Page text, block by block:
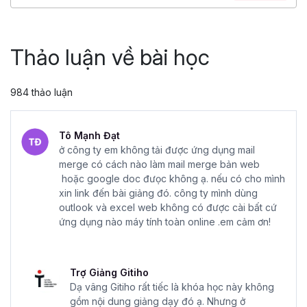
4.86
25,046
Thảo luận về bài học
984 thảo luận
Tô Mạnh Đạt
ở công ty em không tải được ứng dụng mail
merge có cách nào làm mail merge bản web
hoặc google doc đưọc không ạ. nếu có cho mình
xin link đến bài giảng đó. công ty mình dùng
outlook và excel web không có được cài bất cứ
ứng dụng nào máy tính toàn online .em cảm ơn!
Trợ Giảng Gitiho
Dạ vâng Gitiho rất tiếc là khóa học này không
gồm nội dung giảng dạy đó ạ. Nhưng ở